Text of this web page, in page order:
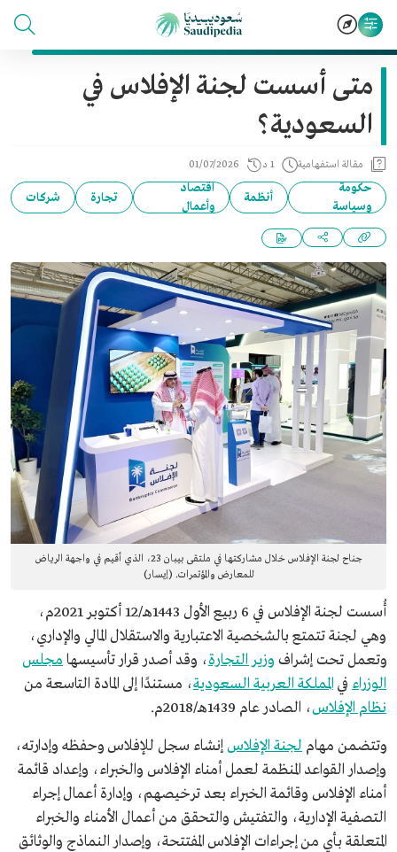
متى أسست لجنة الإفلاس في
السعودية؟
مقالة استفهامية 1 د 01/07/2026
حكومة
وسياسة
أنظمة
اقتصاد
وأعمال
تجارة شركات
جناح لجنة الإفلاس خلال مشاركتها في ملتقى بيبان 23، الذي أقيم في واجهة الرياض
للمعارض والمؤتمرات. (إيسار)
أُسست لجنة الإفلاس في 6 ربيع الأول 1443هـ/12 أكتوبر 2021م،
وهي لجنة تتمتع بالشخصية الاعتبارية والاستقلال المالي والإداري،
وتعمل تحت إشراف وزير التجارة، وقد أصدر قرار تأسيسها مجلس
الوزراء في المملكة العربية السعودية، مستندًا إلى المادة التاسعة من
نظام الإفلاس، الصادر عام 1439هـ/2018م.
وتتضمن مهام لجنة الإفلاسإنشاء سجل للإفلاس وحفظه وإدارته،
وإصدار القواعد المنظمة لعمل أمناء الإفلاس والخبراء، وإعداد قائمة
أمناء الإفلاس وقائمة الخبراء بعد ترخيصهم، وإدارة أعمال إجراء
التصفية الإدارية، والتفتيش والتحقق من أعمال الأمناء والخبراء
المتعلقة بأي من إجراءات الإفلاس المفتتحة، وإصدار النماذج والوثائق